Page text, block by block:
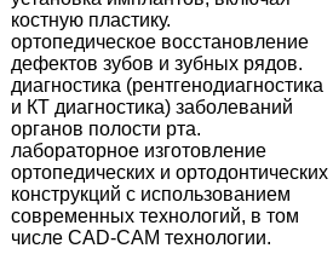
костную пластику.
ортопедическое восстановление
дефектов зубов и зубных рядов.
диагностика (рентгенодиагностика
и КТ диагностика) заболеваний
органов полости рта.
лабораторное изготовление
ортопедических и ортодонтических
конструкций с использованием
современных технологий, в том
числе CAD-CAM технологии.